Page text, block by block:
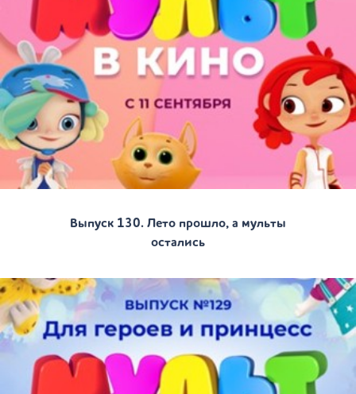
Выпуск 130. Лето прошло, а мульты
остались